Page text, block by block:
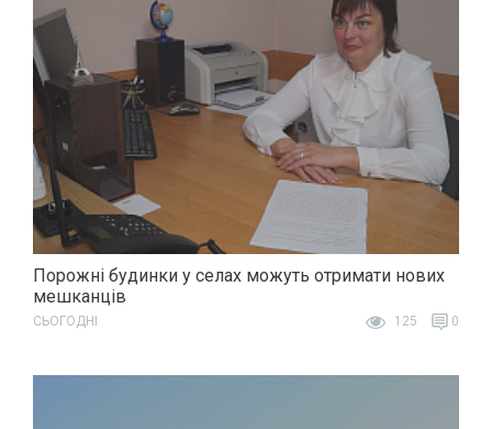
Порожні будинки у селах можуть отримати нових
мешканців
СЬОГОДНІ 125 0